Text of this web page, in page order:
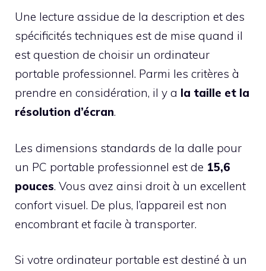
Une lecture assidue de la description et des
spécificités techniques est de mise quand il
est question de choisir un ordinateur
portable professionnel. Parmi les critères à
prendre en considération, il y a la taille et la
résolution d’écran.
Les dimensions standards de la dalle pour
un PC portable professionnel est de 15,6
pouces. Vous avez ainsi droit à un excellent
confort visuel. De plus, l’appareil est non
encombrant et facile à transporter.
Si votre ordinateur portable est destiné à un